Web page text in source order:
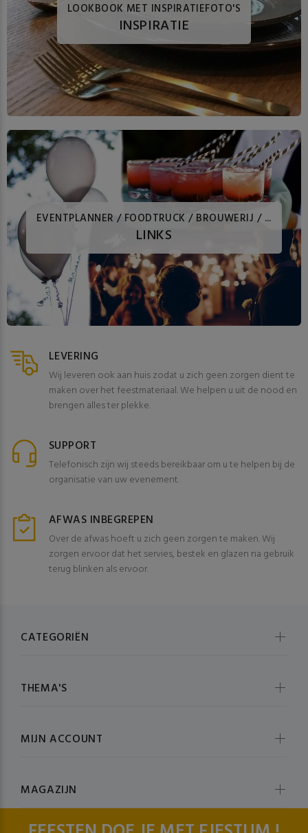
LOOKBOOK MET INSPIRATIEFOTO'S
INSPIRATIE
EVENTPLANNER / FOODTRUCK / BROUWERIJ / ...
LINKS
LEVERING
Wij leveren ook aan huis zodat u zich geen zorgen dient te
maken over het feestmateriaal. We helpen u uit de nood en
brengen alles ter plekke.
SUPPORT
Telefonisch zijn wij steeds bereikbaar om u te helpen bij de
organisatie van uw evenement.
AFWAS INBEGREPEN
Over de afwas hoeft u zich geen zorgen te maken. Wij
zorgen ervoor dat het servies, bestek en glazen na gebruik
terug blinken als ervoor.
CATEGORIËN
THEMA'S
MIJN ACCOUNT
MAGAZIJN